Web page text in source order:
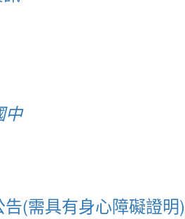
中
(需具有身心障礙證明)